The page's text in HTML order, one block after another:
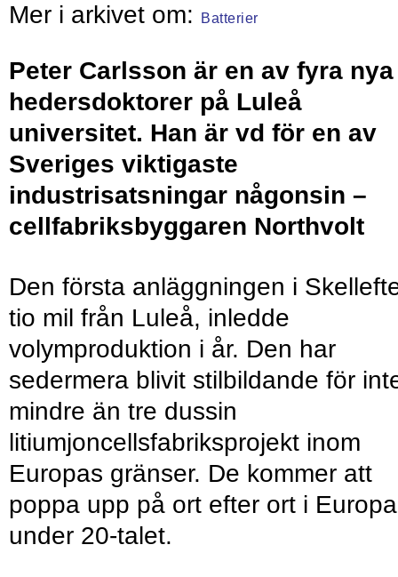
Batterier
Peter Carlsson är en av fyra nya
hedersdoktorer på Luleå
universitet. Han är vd för en av
Sveriges viktigaste
industrisatsningar någonsin –
cellfabriksbyggaren Northvolt
Den första anläggningen i
tio mil från Luleå, inledde
volymproduktion i år. Den har
sedermera blivit stilbildande för
mindre än tre dussin
litiumjoncellsfabriksprojekt inom
Europas gränser. De kommer att
poppa upp på ort efter ort i Europa
under 20-talet.